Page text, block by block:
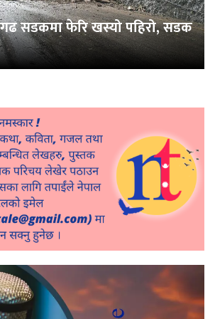
सडकमा फेरि खस्यो पहिरो, सडक